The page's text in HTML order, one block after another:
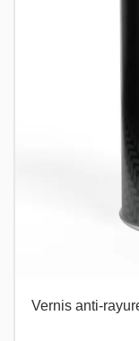
Vernis anti-